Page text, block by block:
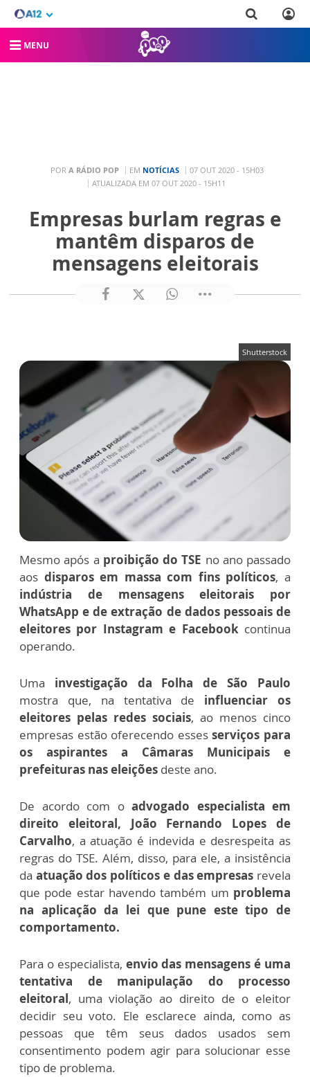
MENU
POR A RÁDIO POP EM NOTÍCIAS
07 OUT 2020 - 15H03
ATUALIZADA EM 07 OUT 2020 - 15H11
Empresas burlam regras e
mantêm disparos de
mensagens eleitorais
Shutterstock
Mesmo após a proibição do TSE no ano passado
aos disparos em massa com fins políticos, a
indústria de mensagens eleitorais por
WhatsApp e de extração de dados pessoais de
eleitores por Instagram e Facebook continua
operando.
Uma investigação da Folha de São Paulo
mostra que, na tentativa de influenciar os
eleitores pelas redes sociais, ao menos cinco
empresas estão oferecendo essesserviços para
os aspirantes a Câmaras Municipais e
prefeituras nas eleições deste ano.
De acordo com o advogado especialista em
direito eleitoral, João Fernando Lopes de
Carvalho, a atuação é indevida e desrespeita as
regras do TSE. Além, disso, para ele, a insistência
da atuação dos políticos e das empresas revela
que pode estar havendo também um problema
na aplicação da lei que pune este tipo de
comportamento.
Para o especialista, envio das mensagens é uma
tentativa de manipulação do processo
eleitoral, uma violação ao direito de o eleitor
decidir seu voto. Ele esclarece ainda, como as
pessoas que têm seus dados usados sem
consentimento podem agir para solucionar esse
tipo de problema.